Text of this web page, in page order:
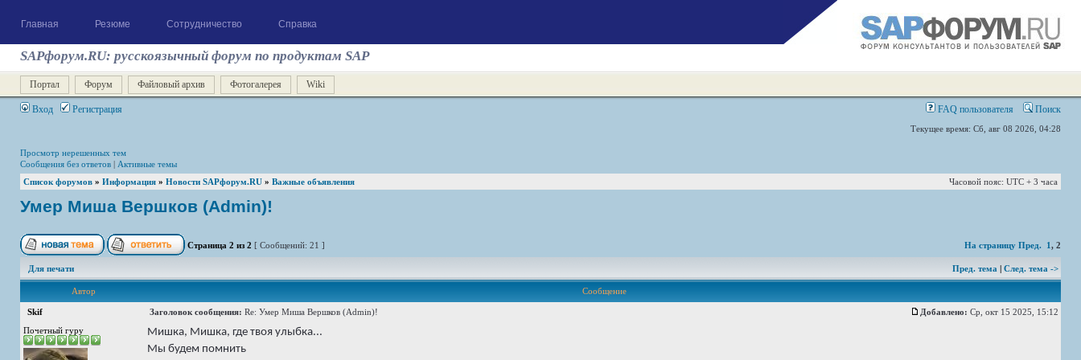
Главная Резюме Сотрудничество Справка
SAPфорум.RU: русскоязычный форум по продуктам SAP
Портал Форум Файловый архив Фотогалерея Wiki
Вход Регистрация FAQ пользователя Поиск
Текущее время: Сб, авг 08 2026, 04:28
Просмотр нерешенных тем
Сообщения без ответов | Активные темы
Список форумов » Информация » Новости SAPфорум.RU » Важные объявления Часовой пояс: UTC + 3 часа
Умер Миша Вершков (Admin)!
Страница 2 из 2 [ Сообщений: 21 ] На страницу Пред. 1, 2
Для печати Пред. тема | След. тема ->
Автор Сообщение
Skif Заголовок сообщения: Re: Умер Миша Вершков (Admin)! Добавлено: Ср, окт 15 2025, 15:12
Почетный гуру
Мишка, Мишка, где твоя улыбка...
Мы будем помнить